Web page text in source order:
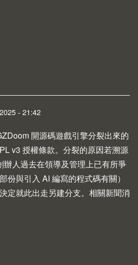
- 21:42
開源碼遊戲引擎分裂出來的
v3 授權條款。分裂的原因若溯源
辦人過去在領導及管理上已有所爭
份與引入 AI 編寫的程式碼有關）
定就此出走另建分支。相關新聞消